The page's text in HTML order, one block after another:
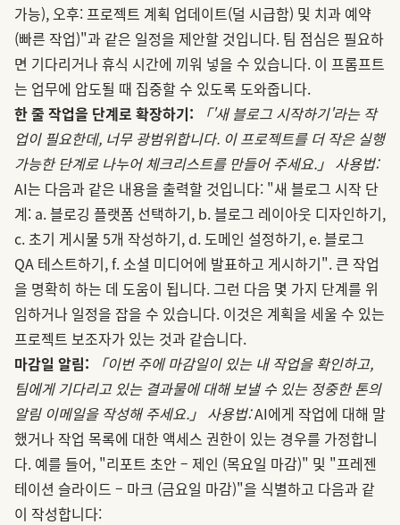
가능), 오후: 프로젝트 계획 업데이트(덜 시급함) 및 치과 예약
(빠른 작업)"과 같은 일정을 제안할 것입니다. 팀 점심은 필요하
면 기다리거나 휴식 시간에 끼워 넣을 수 있습니다. 이 프롬프트
는 업무에 압도될 때 집중할 수 있도록 도와줍니다.
한 줄 작업을 단계로 확장하기:
「'새 블로그 시작하기'라는 작
업이 필요한데, 너무 광범위합니다. 이 프로젝트를 더 작은 실행
가능한 단계로 나누어 체크리스트를 만들어 주세요.」 사용법:
AI는 다음과 같은 내용을 출력할 것입니다: "새 블로그 시작 단
계: a. 블로깅 플랫폼 선택하기, b. 블로그 레이아웃 디자인하기,
c. 초기 게시물 5개 작성하기, d. 도메인 설정하기, e. 블로그
QA 테스트하기, f. 소셜 미디어에 발표하고 게시하기". 큰 작업
을 명확히 하는 데 도움이 됩니다. 그런 다음 몇 가지 단계를 위
임하거나 일정을 잡을 수 있습니다. 이것은 계획을 세울 수 있는
프로젝트 보조자가 있는 것과 같습니다.
마감일 알림:
「이번 주에 마감일이 있는 내 작업을 확인하고,
팀에게 기다리고 있는 결과물에 대해 보낼 수 있는 정중한 톤의
알림 이메일을 작성해 주세요.」 사용법:AI에게 작업에 대해 말
했거나 작업 목록에 대한 액세스 권한이 있는 경우를 가정합니
다. 예를 들어, "리포트 초안 – 제인 (목요일 마감)" 및 "프레젠
테이션 슬라이드 – 마크 (금요일 마감)"을 식별하고 다음과 같
이 작성합니다: